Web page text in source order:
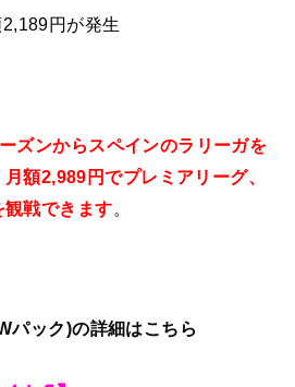
円が発生
ズンからスペインのラリーガを
額2,989円でプレミアリーグ、
観戦できます
パック)の詳細はこちら